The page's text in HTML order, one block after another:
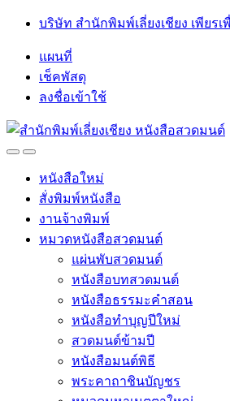
Skip
navigation
Skip
บริษัท สำนักพิมพ์เลี่ยงเชียง เพียร
แผนที่
เช็คพัสดุ
ลงชื่อเข้าใช้
OpenClose
หนังสือใหม่
สั่งพิมพ์หนังสือ
งานจ้างพิมพ์
หมวดหนังสือสวดมนต์
แผ่นพับสวดมนต์
หนังสือบทสวดมนต์
หนังสือธรรมะคำสอน
หนังสือทำบุญปีใหม่
สวดมนต์ข้ามปี
หนังสือมนต์พิธี
พระคาถาชินบัญชร